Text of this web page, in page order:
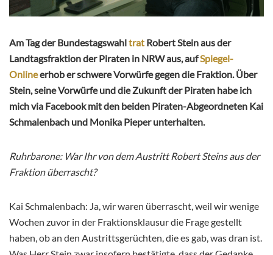
Am Tagder Bundestagswahltrat Robert Stein aus der
Landtagsfraktion der Piraten in NRW aus, aufSpiegel-
Onlineerhob er schwere Vorwürfe gegen die Fraktion. Über
Stein, seine Vorwürfe und die Zukunft der Piraten habe ich
mich via Facebook mit den beiden Piraten-Abgeordneten Kai
Schmalenbach und Monika Pieper unterhalten.
Ruhrbarone: War Ihr von dem Austritt Robert Steins aus der
Fraktion überrascht?
Kai Schmalenbach: Ja, wir waren überrascht, weil wir wenige
Wochen zuvor in der Fraktionsklausur die Frage gestellt
haben, ob an den Austrittsgerüchten, die es gab, was dran ist.